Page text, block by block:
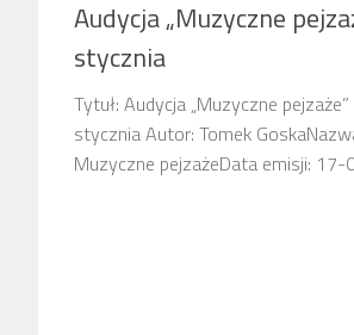
Audycja „Muzyczne
stycznia
Tytuł: Audycja „Muzyczne
stycznia Autor: Tomek
Muzyczne pejzażeData emisji: